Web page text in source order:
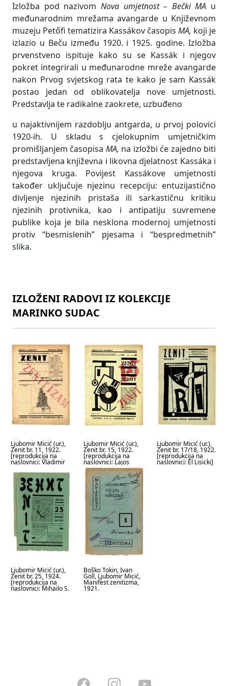
Izložba pod nazivom Nova umjetnost – Bečki MA u
međunarodnim mrežama avangarde u Književnom
muzeju Petőfi tematizira Kassákov časopis MA, koji je
izlazio u Beču između 1920. i 1925. godine. Izložba
prvenstveno ispituje kako su se Kassák i njegov
pokret integrirali u međunarodne mreže avangarde
nakon Prvog svjetskog rata te kako je sam Kassák
postao jedan od oblikovatelja nove umjetnosti.
Predstavlja te radikalne zaokrete, uzbuđeno
u najaktivnijem razdoblju antgarda, u prvoj polovici
1920-ih. U skladu s cjelokupnim umjetničkim
promišljanjem časopisa MA, na izložbi će zajedno biti
predstavljena književna i likovna djelatnost Kassáka i
njegova kruga. Povijest Kassákove umjetnosti
također uključuje njezinu recepciju: entuzijastično
divljenje njezinih pristaša ili sarkastičnu kritiku
njezinih protivnika, kao i antipatiju suvremene
publike koja je bila nesklona modernoj umjetnosti
protiv “besmislenih” pjesama i “bespredmetnih”
slika.
IZLOŽENI RADOVI IZ KOLEKCIJE
MARINKO SUDAC
Ljubomir Micić (ur.),
Zenit br. 11, 1922.
[reprodukcija na
naslovnici: Vladimir
Ljubomir Micić (ur.),
Zenit br. 15, 1922.
[reprodukcija na
naslovnici: Lajos
Kassák]
Ljubomir Micić (ur.),
Zenit br. 17/18, 1922.
[reprodukcija na
naslovnici: El Lisicki]
Ljubomir Micić (ur.),
Zenit br. 25, 1924.
[reprodukcija na
naslovnici: Mihailo S.
Boško Tokin, Ivan
Goll, Ljubomir Micić,
Manifest zenitizma,
1921.